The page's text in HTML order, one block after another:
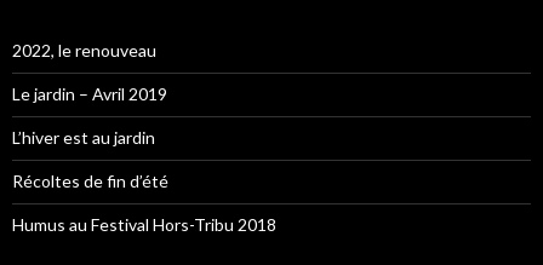
2022, le renouveau
Le jardin – Avril 2019
L’hiver est au jardin
Récoltes de fin d’été
Humus au Festival Hors-Tribu 2018